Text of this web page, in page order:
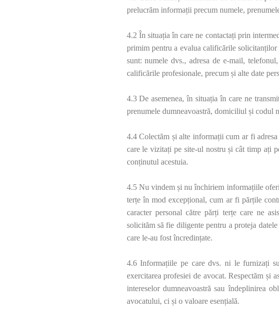
prelucrăm informații precum numele,
4.2 În situația în care ne contactați prin
primim pentru a evalua calificările
sunt: numele dvs., adresa de e-mail,
calificările profesionale, precum și alte date
4.3 De asemenea, în situația în care ne
prenumele dumneavoastră, domiciliul și codul
4.4 Colectăm și alte informații cum ar fi
care le vizitați pe site-ul nostru și cât timp ați
conținutul acestuia.
4.5 Nu vindem și nu închiriem informațiile
terțe în mod excepțional, cum ar fi părțile
caracter personal către părți terțe care ne
solicităm să fie diligente pentru a proteja
care le-au fost încredințate.
4.6 Informațiile pe care dvs. ni le furnizați
exercitarea profesiei de avocat. Respectăm și
intereselor dumneavoastră sau îndeplinirea
avocatului, ci și o valoare esențială.